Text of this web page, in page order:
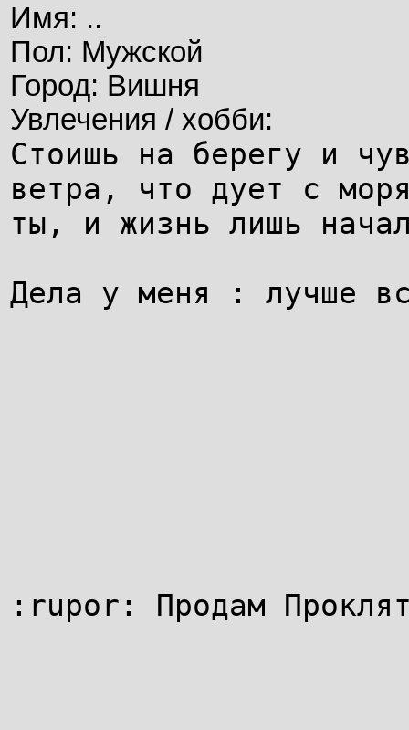
Имя: ..
Пол: Мужской
Город: Вишня
Увлечения / хобби:
Стоишь на берегу и
ветра, что дует с
ты, и жизнь лишь
Дела у меня : лучше
:rupor: Продам